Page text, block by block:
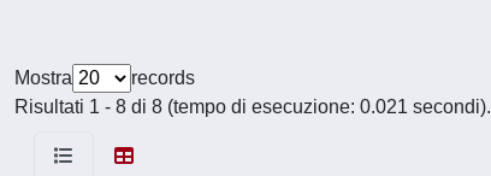
Mostra
records
Risultati 1 - 8 di 8 (tempo di esecuzione: 0.021 secondi).